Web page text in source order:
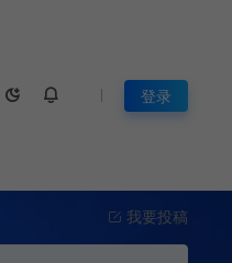
登录
我要投稿